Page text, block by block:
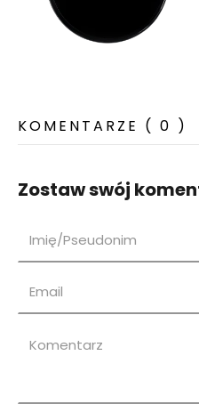
KOMENTARZE ( 0 )
Zostaw swój